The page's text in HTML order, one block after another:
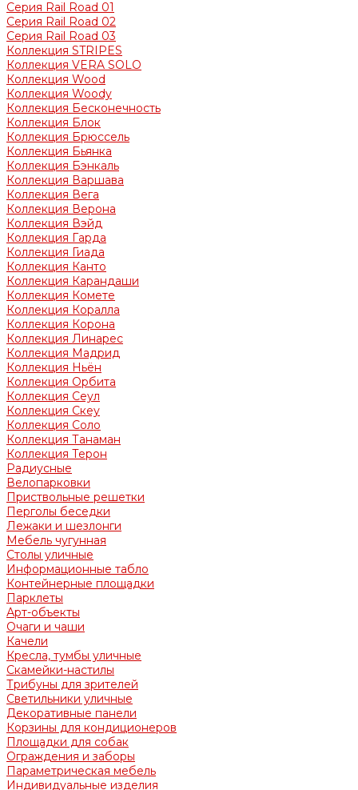
Серия Rail Road 01
Серия Rail Road 02
Серия Rail Road 03
Коллекция STRIPES
Коллекция VERA SOLO
Коллекция Wood
Коллекция Woody
Коллекция Бесконечность
Коллекция Блок
Коллекция Брюссель
Коллекция Бьянка
Коллекция Бэнкаль
Коллекция Варшава
Коллекция Вега
Коллекция Верона
Коллекция Вэйд
Коллекция Гарда
Коллекция Гиада
Коллекция Канто
Коллекция Карандаши
Коллекция Комете
Коллекция Коралла
Коллекция Корона
Коллекция Линарес
Коллекция Мадрид
Коллекция Ньён
Коллекция Орбита
Коллекция Сеул
Коллекция Скеу
Коллекция Соло
Коллекция Танаман
Коллекция Терон
Радиусные
Велопарковки
Приствольные решетки
Перголы беседки
Лежаки и шезлонги
Мебель чугунная
Столы уличные
Информационные табло
Контейнерные площадки
Парклеты
Арт-объекты
Очаги и чаши
Качели
Кресла, тумбы уличные
Скамейки-настилы
Трибуны для зрителей
Светильники уличные
Декоративные панели
Корзины для кондиционеров
Площадки для собак
Ограждения и заборы
Параметрическая мебель
Индивидуальные изделия